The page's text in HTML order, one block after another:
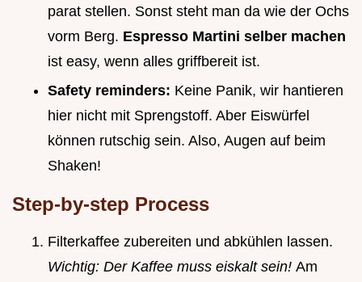
parat stellen. Sonst steht man da wie der Ochs
vorm Berg. Espresso Martini selber machen
ist easy, wenn alles griffbereit ist.
Safety reminders: Keine Panik, wir hantieren
hier nicht mit Sprengstoff. Aber Eiswürfel
können rutschig sein. Also, Augen auf beim
Shaken!
Step-by-step Process
Filterkaffee zubereiten und abkühlen lassen.
Wichtig: Der Kaffee muss eiskalt sein! Am